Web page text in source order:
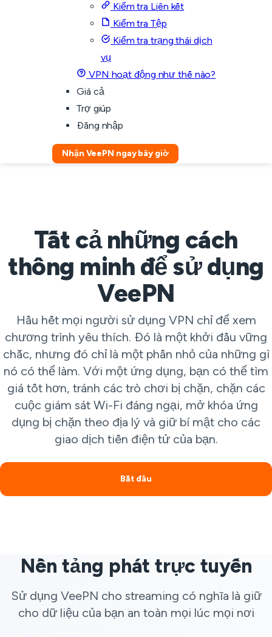
Kiểm tra Liên kết
Kiểm tra Tệp
Kiểm tra trạng thái dịch
vụ
VPN hoạt động như thế nào?
Giá cả
Trợ giúp
Đăng nhập
Nhận VeePN ngay bây giờ
Tất cả những cách
thông minh để sử dụng
VeePN
Hầu hết mọi người sử dụng VPN chỉ để xem
chương trình yêu thích. Đó là một khởi đầu vững
chắc, nhưng đó chỉ là một phần nhỏ của những gì
nó có thể làm. Với một ứng dụng, bạn có thể tìm
giá tốt hơn, tránh các trò chơi bị chặn, chặn các
cuộc giám sát Wi-Fi đáng ngại, mở khóa ứng
dụng bị chặn theo địa lý và giữ bí mật cho các
giao dịch tiền điện tử của bạn.
Bắt đầu
Nền tảng phát trực tuyến
Sử dụng VeePN cho streaming có nghĩa là giữ
cho dữ liệu của bạn an toàn mọi lúc mọi nơi